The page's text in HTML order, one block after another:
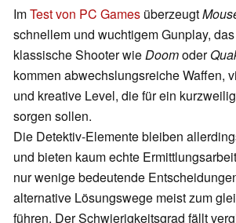
ImTest von PC Games überzeugt
schnellem und wuchtigem Gunplay,
klassische Shooter wieDoomoder
kommen abwechslungsreiche Waffen,
und kreative Level, die für ein
sorgen sollen.
Die Detektiv-Elemente bleiben
und bieten kaum echte
nur wenige bedeutende
alternative Lösungswege meist zum
führen. Der Schwierigkeitsgrad fällt